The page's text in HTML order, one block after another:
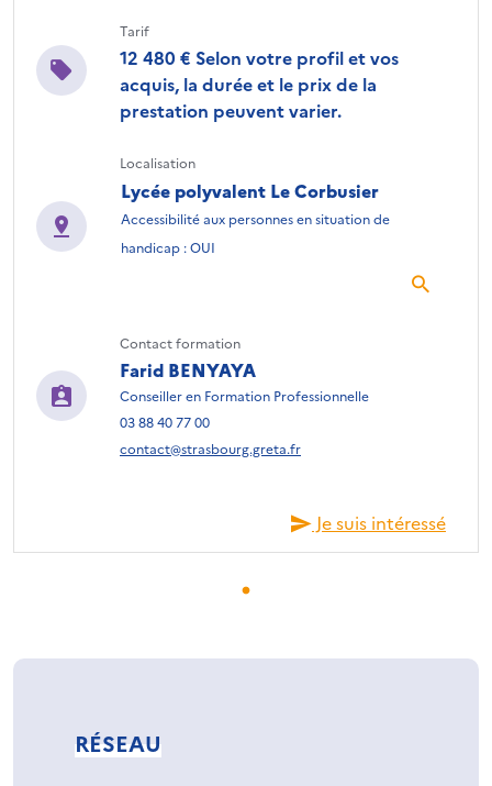
Tarif
12 480 € Selon votre profil et vos
acquis, la durée et le prix de la
prestation peuvent varier.
Localisation
Lycée polyvalent Le Corbusier
Accessibilité aux personnes en situation de
handicap : OUI
Contact formation
Farid BENYAYA
Conseiller en Formation Professionnelle
03 88 40 77 00
contact@strasbourg.greta.fr
Je suis intéressé
RÉSEAU